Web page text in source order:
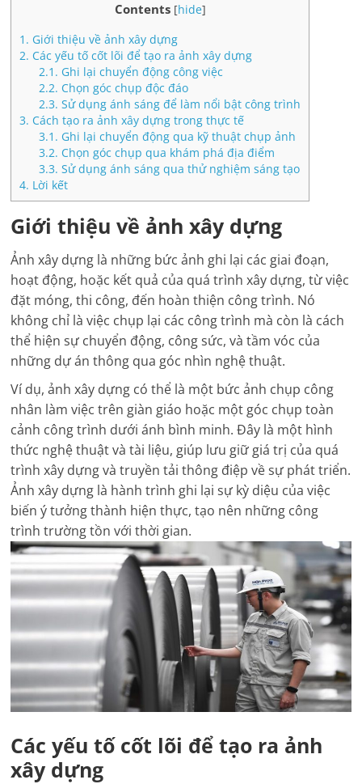
Contents [hide]
1. Giới thiệu về ảnh xây dựng
2. Các yếu tố cốt lõi để tạo ra ảnh xây dựng
2.1. Ghi lại chuyển động công việc
2.2. Chọn góc chụp độc đáo
2.3. Sử dụng ánh sáng để làm nổi bật công trình
3. Cách tạo ra ảnh xây dựng trong thực tế
3.1. Ghi lại chuyển động qua kỹ thuật chụp ảnh
3.2. Chọn góc chụp qua khám phá địa điểm
3.3. Sử dụng ánh sáng qua thử nghiệm sáng tạo
4. Lời kết
Giới thiệu về ảnh xây dựng
Ảnh xây dựng là những bức ảnh ghi lại các giai đoạn,
hoạt động, hoặc kết quả của quá trình xây dựng, từ việc
đặt móng, thi công, đến hoàn thiện công trình. Nó
không chỉ là việc chụp lại các công trình mà còn là cách
thể hiện sự chuyển động, công sức, và tầm vóc của
những dự án thông qua góc nhìn nghệ thuật.
Ví dụ, ảnh xây dựng có thể là một bức ảnh chụp công
nhân làm việc trên giàn giáo hoặc một góc chụp toàn
cảnh công trình dưới ánh bình minh. Đây là một hình
thức nghệ thuật và tài liệu, giúp lưu giữ giá trị của quá
trình xây dựng và truyền tải thông điệp về sự phát triển.
Ảnh xây dựng là hành trình ghi lại sự kỳ diệu của việc
biến ý tưởng thành hiện thực, tạo nên những công
trình trường tồn với thời gian.
Các yếu tố cốt lõi để tạo ra ảnh
xây dựng